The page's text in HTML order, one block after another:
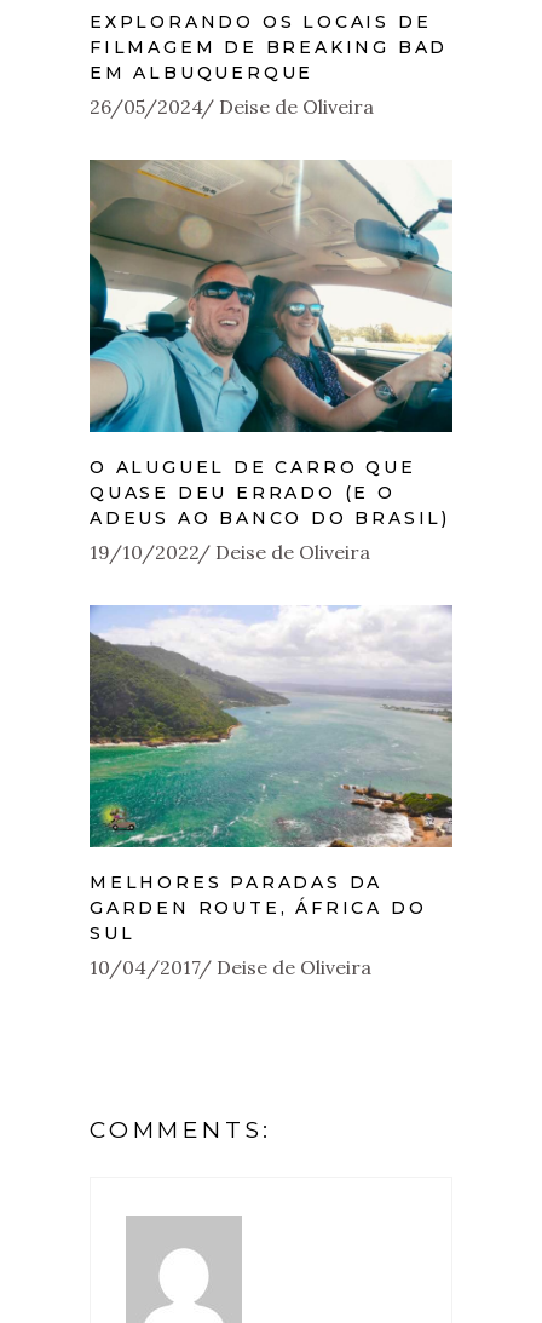
EXPLORANDO OS LOCAIS DE
FILMAGEM DE BREAKING BAD
EM ALBUQUERQUE
26/05/2024 Deise de Oliveira
O ALUGUEL DE CARRO QUE
QUASE DEU ERRADO (E O
ADEUS AO BANCO DO BRASIL)
19/10/2022 Deise de Oliveira
MELHORES PARADAS DA
GARDEN ROUTE, ÁFRICA DO
SUL
10/04/2017 Deise de Oliveira
COMMENTS: